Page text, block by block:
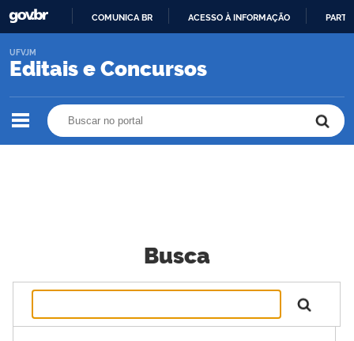
O
COMUNICA BR ACESSO À INFORMAÇÃO
Editais e Concursos
UFVJM
Busca